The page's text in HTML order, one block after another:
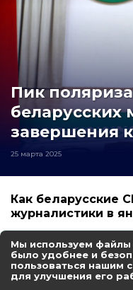
Пик
беларусских
завершения
25 марта 2025
Как беларусские
журналистики в
14 марта 2025
инфографика
стандарты
Мы используем
было удобнее и
пользоваться нашим
для улучшения его